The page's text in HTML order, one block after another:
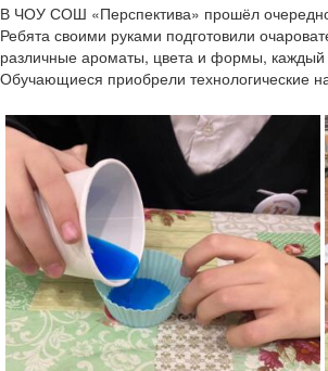
В ЧОУ СОШ «Перспектива» прошёл
Ребята своими руками подготовили
различные ароматы, цвета и формы, каждый
Обучающиеся приобрели технологические